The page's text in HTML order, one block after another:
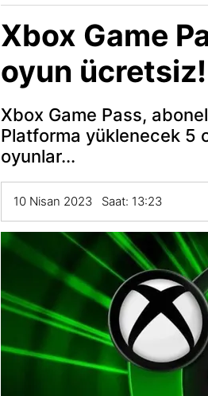
Xbox Game
oyun ücretsiz!
Xbox Game Pass,
Platforma yüklenecek 5
oyunlar...
10 Nisan 2023 Saat: 13:23